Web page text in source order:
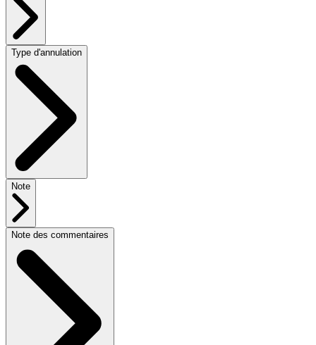
Type d'annulation
Note
Note des commentaires